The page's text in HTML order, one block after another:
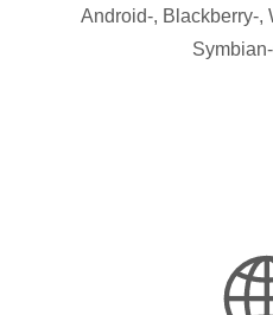
Android-, Blackberry-,